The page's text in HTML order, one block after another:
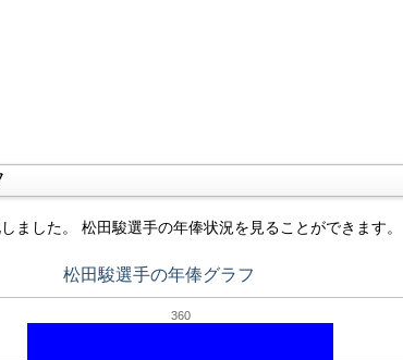
ました。 松田駿選手の年俸状況を見ることができます。
松田駿選手の年俸グラフ
360